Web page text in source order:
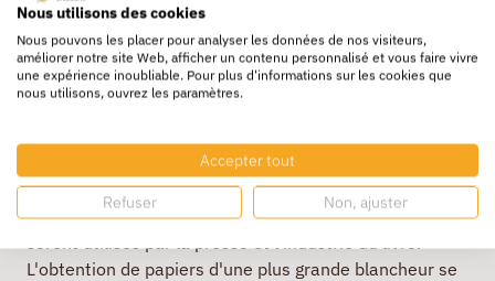
l'emballage et non aux papiers blancs.
Procédé acide
Quelques années plus tard, les frères
américains Tilghman déposent un brevet de fabrication
de la pâte à papier par le procédé acide "sulfite" qui
l'allemand Mitscherlich. Les 2 hommes déposent le
brevet au "bisulfite" qui permet de fabriquer une pâte
à papier blanche. Les papiers fabriqués par ce procédé
seront utilisés par la presse et l'industrie du livre.
L'obtention de papiers d'une plus grande blancheur se
Nous utilisons des cookies
Nous pouvons les placer pour analyser les données de nos visiteurs,
améliorer notre site Web, afficher un contenu personnalisé et vous faire vivre
une expérience inoubliable. Pour plus d'informations sur les cookies que
nous utilisons, ouvrez les paramètres.
Accepter tout
Refuser Non, ajuster